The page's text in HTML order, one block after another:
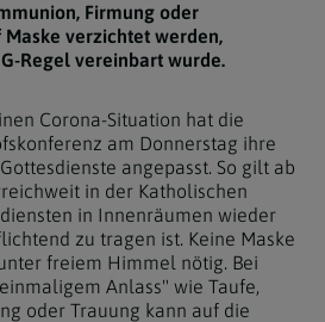
Firmung oder
verzichtet werden,
Regel vereinbart wurde.
Corona-Situation hat die
am Donnerstag ihre
angepasst. So gilt ab
in der Katholischen
in Innenräumen wieder
zu tragen ist. Keine Maske
freiem Himmel nötig. Bei
Anlass" wie Taufe,
oder Trauung kann auf die